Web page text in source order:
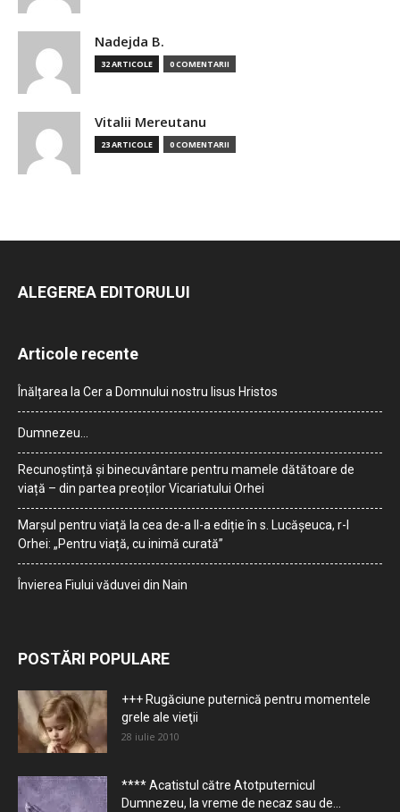
Nadejda B.
32 ARTICOLE 0 COMENTARII
Vitalii Mereutanu
23 ARTICOLE 0 COMENTARII
ALEGEREA EDITORULUI
Articole recente
Înălțarea la Cer a Domnului nostru Iisus Hristos
Dumnezeu…
Recunoștință și binecuvântare pentru mamele dătătoare de
viață – din partea preoților Vicariatului Orhei
Marșul pentru viață la cea de-a II-a ediție în s. Lucășeuca, r-l
Orhei: „Pentru viață, cu inimă curată”
Învierea Fiului văduvei din Nain
POSTĂRI POPULARE
+++ Rugăciune puternică pentru momentele
grele ale vieţii
28 iulie 2010
**** Acatistul către Atotputernicul
Dumnezeu, la vreme de necaz sau de...